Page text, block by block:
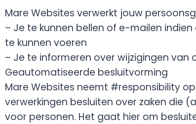
Mare Websites verwerkt jouw
– Je te kunnen bellen of e-mailen
te kunnen voeren
– Je te informeren over wijzigingen van
Geautomatiseerde besluitvorming
Mare Websites neemt #responsibility
verwerkingen besluiten over zaken die
voor personen. Het gaat hier om